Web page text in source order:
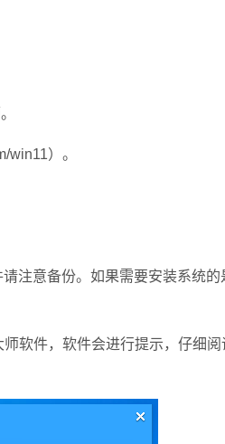
）。
意备份。如果需要安装系统的
件，软件会进行提示，仔细阅